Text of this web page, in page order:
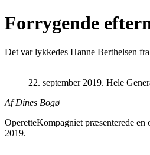
Forrygende
Det var lykkedes Hanne Berthelsen
22. september 2019. Hele
Af Dines Bogø
OperetteKompagniet præsenterede en
2019.